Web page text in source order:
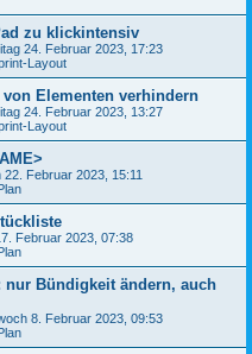
zu klickintensiv
24. Februar 2023, 17:23
Layout
Elementen verhindern
24. Februar 2023, 13:27
Layout
22. Februar 2023, 15:11
Februar 2023, 07:38
nur Bündigkeit ändern, auch
8. Februar 2023, 09:53